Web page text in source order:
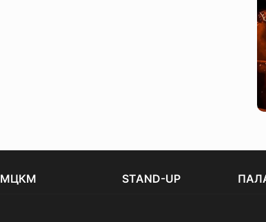
МЦКМ STAND-UP